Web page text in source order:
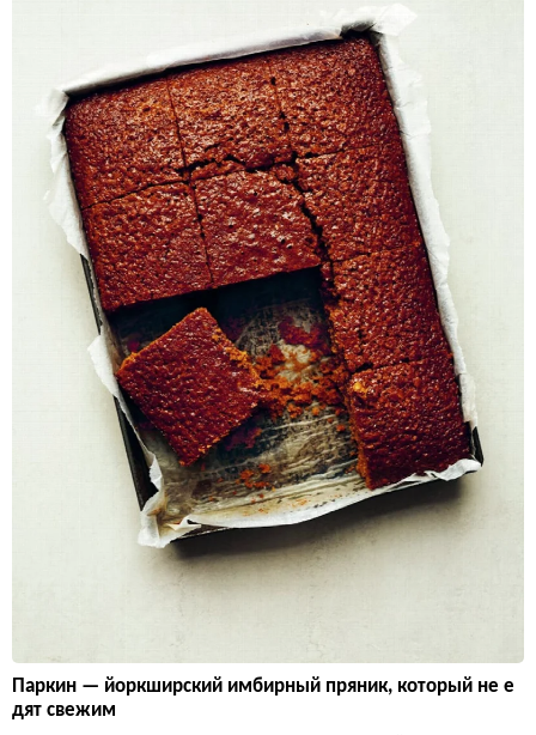
Паркин — йоркширский имбирный пряник, который не е
дят свежим